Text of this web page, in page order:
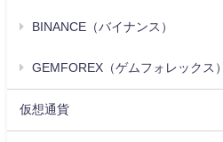
BINANCE（バイナンス）
GEMFOREX（ゲムフォレックス）
仮想通貨